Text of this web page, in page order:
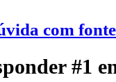
com
#1